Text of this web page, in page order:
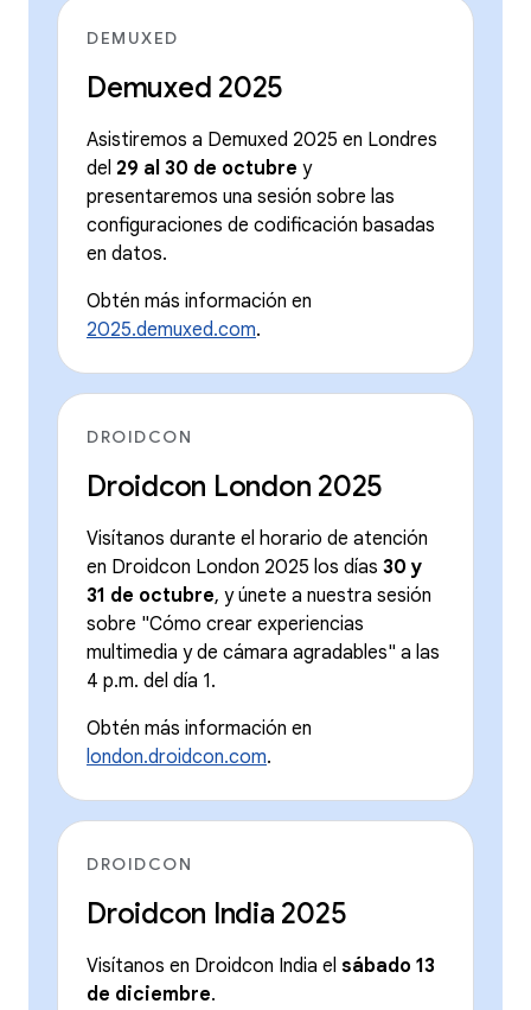
DEMUXED
Demuxed 2025
Asistiremos a Demuxed 2025 en Londres
del 29 al 30 de octubre y
presentaremos una sesión sobre las
configuraciones de codificación basadas
en datos.
Obtén más información en
2025.demuxed.com.
DROIDCON
Droidcon London 2025
Visítanos durante el horario de atención
en Droidcon London 2025 los días 30 y
31 de octubre, y únete a nuestra sesión
sobre "Cómo crear experiencias
multimedia y de cámara agradables" a las
4 p.m. del día 1.
Obtén más información en
london.droidcon.com.
DROIDCON
Droidcon India 2025
Visítanos en Droidcon India el sábado 13
de diciembre.